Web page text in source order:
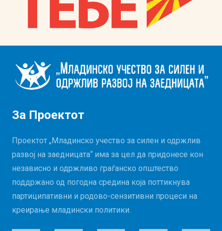
За Проектот
Проектот „Младинско учество за силен и одржлив
развој на заедницата“ има за цел да придонесе кон
независно и одржливо граѓанско општество
поддржано од погодна средина која поттикнува
партиципативни и родово-сензитивни процеси на
креирање младински политики.